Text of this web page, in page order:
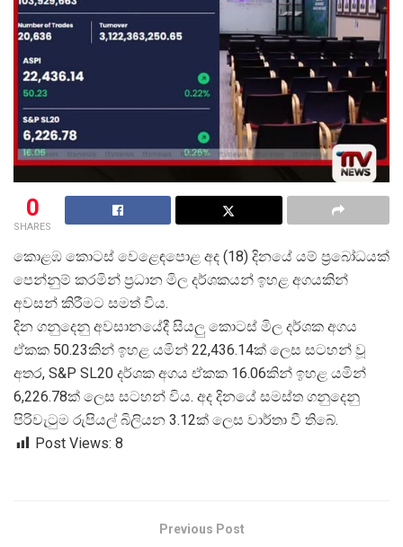
0
SHARES
කොළඹ කොටස් වෙළෙඳපොළ අද (18) දිනයේ යම් ප්රබෝධයක්
පෙන්නුම් කරමින් ප්රධාන මිල දර්ශකයන් ඉහළ අගයකින්
අවසන් කිරීමට සමත් විය.
දින ගනුදෙනු අවසානයේදී සියලු කොටස් මිල දර්ශක අගය
ඒකක 50.23කින් ඉහළ යමින් 22,436.14ක් ලෙස සටහන් වූ
අතර, S&P SL20 දර්ශක අගය ඒකක 16.06කින් ඉහළ යමින්
6,226.78ක් ලෙස සටහන් විය. අද දිනයේ සමස්ත ගනුදෙනු
පිරිවැටුම රුපියල් බිලියන 3.12ක් ලෙස වාර්තා වී තිබේ.
Post Views: 8
Previous Post